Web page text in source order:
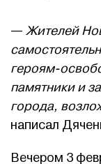
— Жителей
героям-
памятники и
города,
написал
Вечером 3